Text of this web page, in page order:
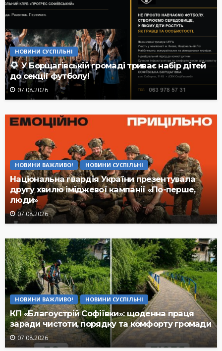
НОВИНИ СУСПІЛЬНІ
У Борщагівській громаді триває набір дітей
до секції футболу!
07.08.2026
НОВИНИ ВАЖЛИВО! НОВИНИ СУСПІЛЬНІ
Національна гвардія України презентувала
другу хвилю іміджевої кампанії «По-перше,
люди»
07.08.2026
НОВИНИ ВАЖЛИВО! НОВИНИ СУСПІЛЬНІ
КП «Благоустрій Софіївки»: щоденна праця
заради чистоти, порядку та комфорту громади
07.08.2026